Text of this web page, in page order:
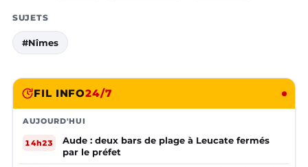
SUJETS
#Nîmes
FIL INFO24/7
AUJOURD'HUI
14h23
Aude : deux bars de plage à Leucate fermés
par le préfet